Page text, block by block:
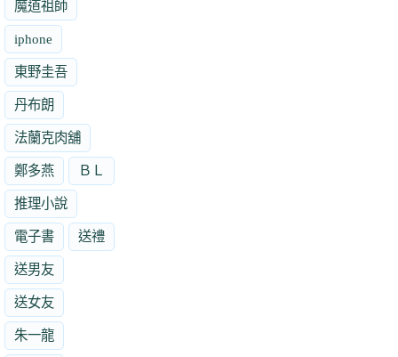
魔道祖師
iphone
東野圭吾
丹布朗
法蘭克肉舖
鄭多燕 ＢＬ
推理小說
電子書 送禮
送男友
送女友
朱一龍